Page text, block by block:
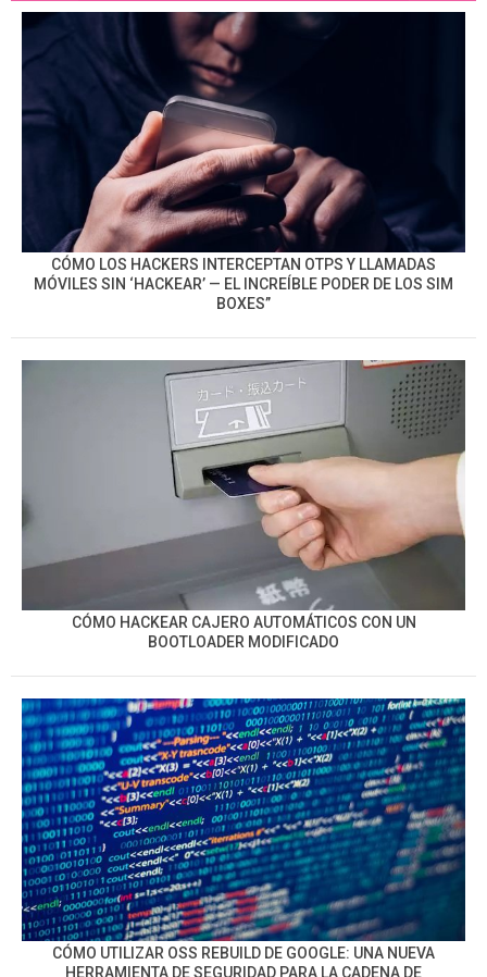
CÓMO LOS HACKERS INTERCEPTAN OTPS Y LLAMADAS
MÓVILES SIN ‘HACKEAR’ — EL INCREÍBLE PODER DE LOS SIM
BOXES”
CÓMO HACKEAR CAJERO AUTOMÁTICOS CON UN
BOOTLOADER MODIFICADO
CÓMO UTILIZAR OSS REBUILD DE GOOGLE: UNA NUEVA
HERRAMIENTA DE SEGURIDAD PARA LA CADENA DE